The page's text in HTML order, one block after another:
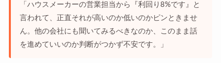
「ハウスメーカーの営業担当から『利回り8%です』と
言われて、正直それが高いのか低いのかピンときませ
ん。他の会社にも聞いてみるべきなのか、このまま話
を進めていいのか判断がつかず不安です。」